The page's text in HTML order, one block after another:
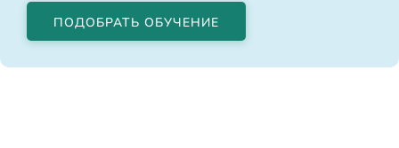
ПОДОБРАТЬ ОБУЧЕНИЕ